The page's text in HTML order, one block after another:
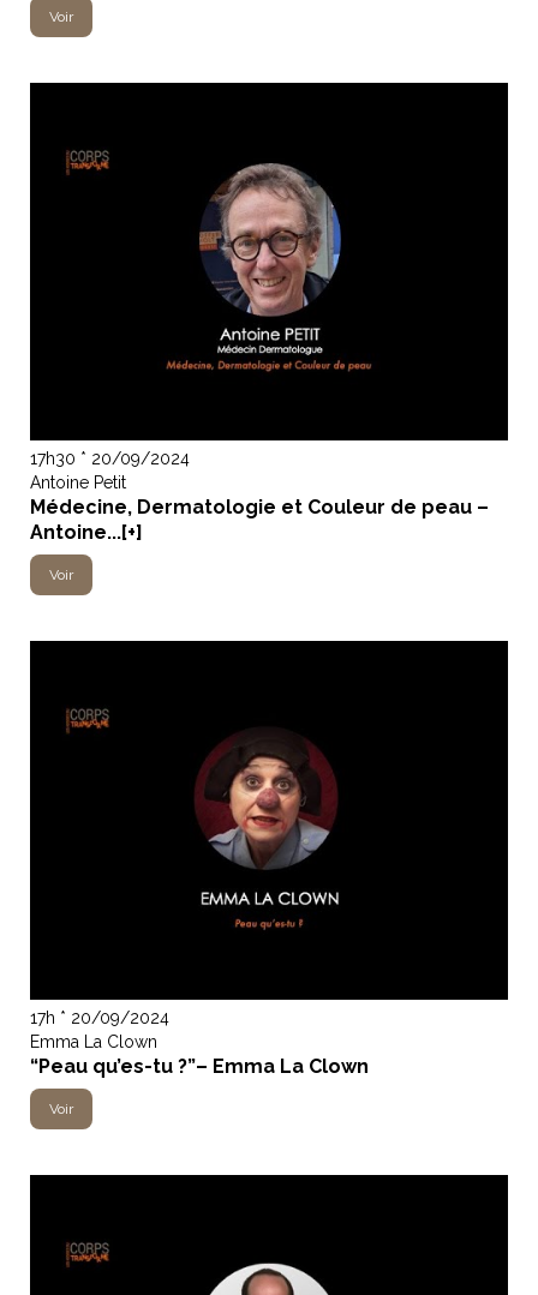
Voir
17h30 * 20/09/2024
Antoine Petit
Médecine, Dermatologie et Couleur de peau –
Antoine...[+]
Voir
17h * 20/09/2024
Emma La Clown
“Peau qu’es-tu ?”– Emma La Clown
Voir